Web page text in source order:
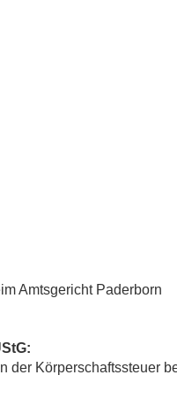
Amtsgericht Paderborn
der Körperschaftssteuer